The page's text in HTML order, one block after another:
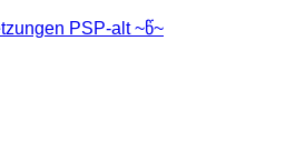
PSP-alt ~წ~